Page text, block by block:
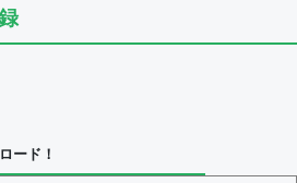
持つユーザー -
する
権限を持つユーザー -
票数 -
持つユーザー -すべてのユーザー
ード！